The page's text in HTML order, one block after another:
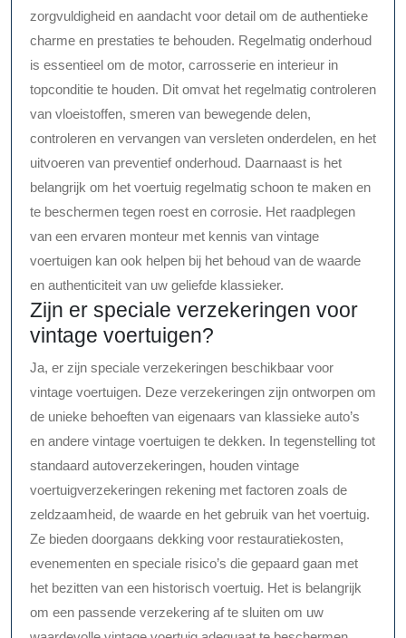
zorgvuldigheid en aandacht voor detail om de authentieke
charme en prestaties te behouden. Regelmatig onderhoud
is essentieel om de motor, carrosserie en interieur in
topconditie te houden. Dit omvat het regelmatig controleren
van vloeistoffen, smeren van bewegende delen,
controleren en vervangen van versleten onderdelen, en het
uitvoeren van preventief onderhoud. Daarnaast is het
belangrijk om het voertuig regelmatig schoon te maken en
te beschermen tegen roest en corrosie. Het raadplegen
van een ervaren monteur met kennis van vintage
voertuigen kan ook helpen bij het behoud van de waarde
en authenticiteit van uw geliefde klassieker.
Zijn er speciale verzekeringen voor
vintage voertuigen?
Ja, er zijn speciale verzekeringen beschikbaar voor
vintage voertuigen. Deze verzekeringen zijn ontworpen om
de unieke behoeften van eigenaars van klassieke auto’s
en andere vintage voertuigen te dekken. In tegenstelling tot
standaard autoverzekeringen, houden vintage
voertuigverzekeringen rekening met factoren zoals de
zeldzaamheid, de waarde en het gebruik van het voertuig.
Ze bieden doorgaans dekking voor restauratiekosten,
evenementen en speciale risico’s die gepaard gaan met
het bezitten van een historisch voertuig. Het is belangrijk
om een passende verzekering af te sluiten om uw